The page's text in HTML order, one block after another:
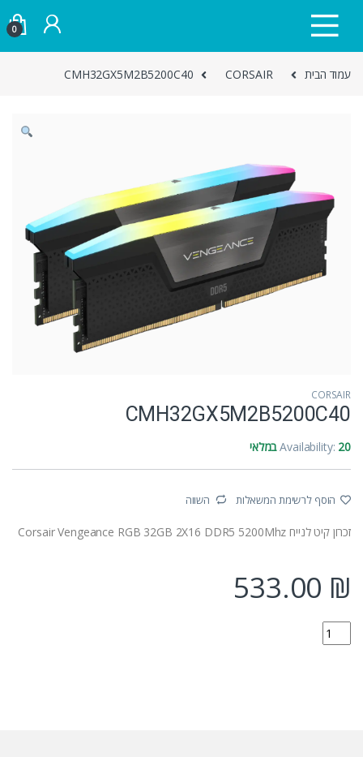
0
עמוד הבית CORSAIR
CMH32GX5M2B5200C40
CORSAIR
CMH32GX5M2B5200C40
Availability: 20 במלאי
הוסף לרשימת המשאלות השווה
זכרון קיט לנייח Corsair Vengeance RGB 32GB 2X16 DDR5 5200Mhz
533.00 ₪
CMH32GX5M2B5200C40 quantity